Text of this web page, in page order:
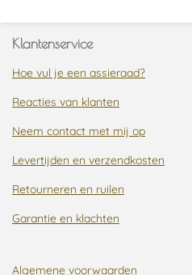
Klantenservice
Hoe vul je een assieraad?
Reacties van klanten
Neem contact met mij op
Levertijden en verzendkosten
Retourneren en ruilen
Garantie en klachten
Algemene voorwaarden